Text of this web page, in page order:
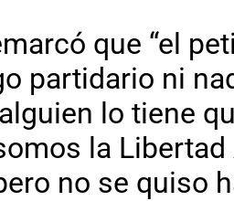
que “el
partidario ni
lo tiene
la
no se quiso